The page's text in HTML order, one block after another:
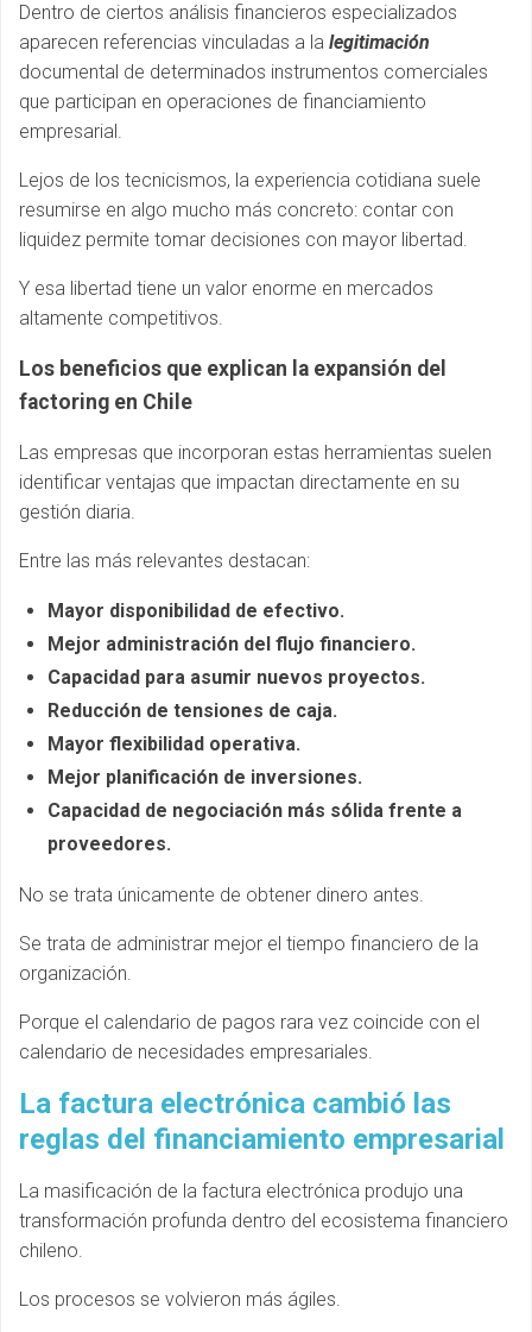
Dentro de ciertos análisis financieros especializados
aparecen referencias vinculadas a la legitimación
documental de determinados instrumentos comerciales
que participan en operaciones de financiamiento
empresarial.
Lejos de los tecnicismos, la experiencia cotidiana suele
resumirse en algo mucho más concreto: contar con
liquidez permite tomar decisiones con mayor libertad.
Y esa libertad tiene un valor enorme en mercados
altamente competitivos.
Los beneficios que explican la expansión del
factoring en Chile
Las empresas que incorporan estas herramientas suelen
identificar ventajas que impactan directamente en su
gestión diaria.
Entre las más relevantes destacan:
Mayor disponibilidad de efectivo.
Mejor administración del flujo financiero.
Capacidad para asumir nuevos proyectos.
Reducción de tensiones de caja.
Mayor flexibilidad operativa.
Mejor planificación de inversiones.
Capacidad de negociación más sólida frente a
proveedores.
No se trata únicamente de obtener dinero antes.
Se trata de administrar mejor el tiempo financiero de la
organización.
Porque el calendario de pagos rara vez coincide con el
calendario de necesidades empresariales.
La factura electrónica cambió las
reglas del financiamiento empresarial
La masificación de la factura electrónica produjo una
transformación profunda dentro del ecosistema financiero
chileno.
Los procesos se volvieron más ágiles.